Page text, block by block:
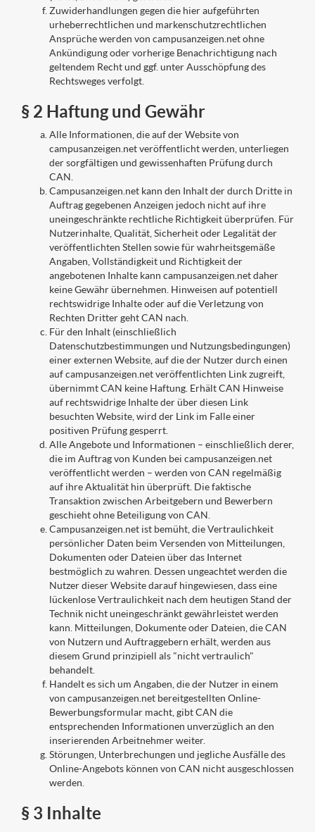
Zuwiderhandlungen gegen die hier aufgeführten
urheberrechtlichen und markenschutzrechtlichen
Ansprüche werden von campusanzeigen.net ohne
Ankündigung oder vorherige Benachrichtigung nach
geltendem Recht und ggf. unter Ausschöpfung des
Rechtsweges verfolgt.
§ 2 Haftung und Gewähr
Alle Informationen, die auf der Website von
campusanzeigen.net veröffentlicht werden, unterliegen
der sorgfältigen und gewissenhaften Prüfung durch
CAN.
Campusanzeigen.net kann den Inhalt der durch Dritte in
Auftrag gegebenen Anzeigen jedoch nicht auf ihre
uneingeschränkte rechtliche Richtigkeit überprüfen. Für
Nutzerinhalte, Qualität, Sicherheit oder Legalität der
veröffentlichten Stellen sowie für wahrheitsgemäße
Angaben, Vollständigkeit und Richtigkeit der
angebotenen Inhalte kann campusanzeigen.net daher
keine Gewähr übernehmen. Hinweisen auf potentiell
rechtswidrige Inhalte oder auf die Verletzung von
Rechten Dritter geht CAN nach.
Für den Inhalt (einschließlich
Datenschutzbestimmungen und Nutzungsbedingungen)
einer externen Website, auf die der Nutzer durch einen
auf campusanzeigen.net veröffentlichten Link zugreift,
übernimmt CAN keine Haftung. Erhält CAN Hinweise
auf rechtswidrige Inhalte der über diesen Link
besuchten Website, wird der Link im Falle einer
positiven Prüfung gesperrt.
Alle Angebote und Informationen – einschließlich derer,
die im Auftrag von Kunden bei campusanzeigen.net
veröffentlicht werden – werden von CAN regelmäßig
auf ihre Aktualität hin überprüft. Die faktische
Transaktion zwischen Arbeitgebern und Bewerbern
geschieht ohne Beteiligung von CAN.
Campusanzeigen.net ist bemüht, die Vertraulichkeit
persönlicher Daten beim Versenden von Mitteilungen,
Dokumenten oder Dateien über das Internet
bestmöglich zu wahren. Dessen ungeachtet werden die
Nutzer dieser Website darauf hingewiesen, dass eine
lückenlose Vertraulichkeit nach dem heutigen Stand der
Technik nicht uneingeschränkt gewährleistet werden
kann. Mitteilungen, Dokumente oder Dateien, die CAN
von Nutzern und Auftraggebern erhält, werden aus
diesem Grund prinzipiell als "nicht vertraulich"
behandelt.
Handelt es sich um Angaben, die der Nutzer in einem
von campusanzeigen.net bereitgestellten Online-
Bewerbungsformular macht, gibt CAN die
entsprechenden Informationen unverzüglich an den
inserierenden Arbeitnehmer weiter.
Störungen, Unterbrechungen und jegliche Ausfälle des
Online-Angebots können von CAN nicht ausgeschlossen
werden.
§ 3 Inhalte